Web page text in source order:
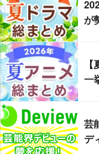
が
一
芸
デ